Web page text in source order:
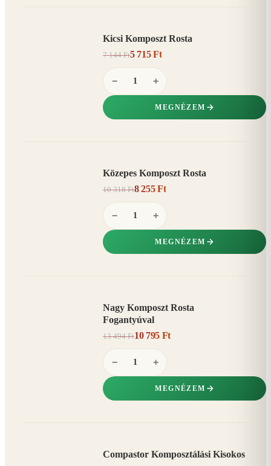
Kicsi Komposzt Rosta
7 144 Ft5 715 Ft
− +
MEGNÉZEM
Közepes Komposzt Rosta
10 318 Ft8 255 Ft
− +
MEGNÉZEM
Nagy Komposzt Rosta
Fogantyúval
13 494 Ft10 795 Ft
− +
MEGNÉZEM
Compastor Komposztálási Kisokos